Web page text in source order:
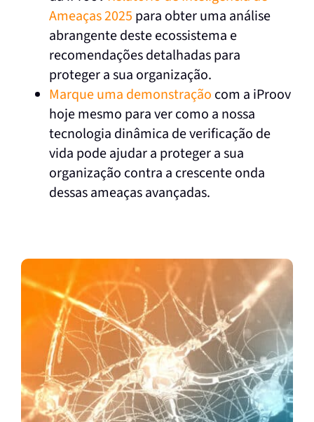
Ameaças 2025 para obter uma análise
abrangente deste ecossistema e
recomendações detalhadas para
proteger a sua organização.
Marque uma demonstração com a iProov
hoje mesmo para ver como a nossa
tecnologia dinâmica de verificação de
vida pode ajudar a proteger a sua
organização contra a crescente onda
dessas ameaças avançadas.